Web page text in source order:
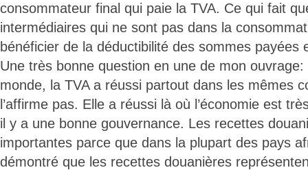
consommateur final qui paie la TVA. Ce qui fait
intermédiaires qui ne sont pas dans la
bénéficier de la déductibilité des sommes payées
Une très bonne question en une de mon
monde, la TVA a réussi partout dans les mêmes
l’affirme pas. Elle a réussi là où l’économie est
il y a une bonne gouvernance. Les recettes
importantes parce que dans la plupart des pays
démontré que les recettes douanières